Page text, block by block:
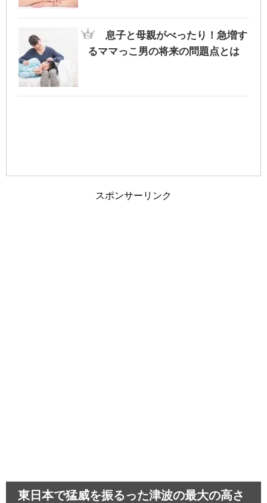
旦那が家事にうるさい！夫婦円満に過ごす
為のポイントとは？
息子と母親がべったり！急増す
るママっこ男の将来の問題点とは
スポンサーリンク
東日本で猛威を振るった津波の最大の高さ